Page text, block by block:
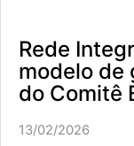
Rede
modelo de
do Comitê
13/02/2026